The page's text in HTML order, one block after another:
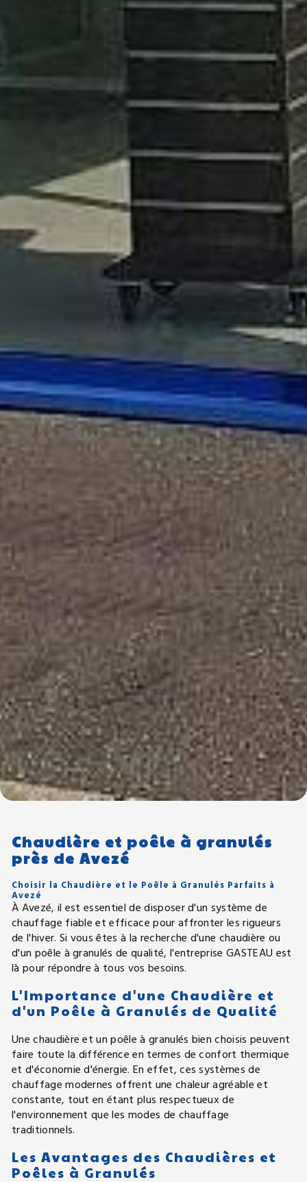
Chaudière et poêle à granulés
près de Avezé
Choisir la Chaudière et le Poêle à Granulés Parfaits à
Avezé
À Avezé, il est essentiel de disposer d'un système de
chauffage fiable et efficace pour affronter les rigueurs
de l'hiver. Si vous êtes à la recherche d'une chaudière ou
d'un poêle à granulés de qualité, l'entreprise GASTEAU est
là pour répondre à tous vos besoins.
L'Importance d'une Chaudière et
d'un Poêle à Granulés de Qualité
Une chaudière et un poêle à granulés bien choisis peuvent
faire toute la différence en termes de confort thermique
et d'économie d'énergie. En effet, ces systèmes de
chauffage modernes offrent une chaleur agréable et
constante, tout en étant plus respectueux de
l'environnement que les modes de chauffage
traditionnels.
Les Avantages des Chaudières et
Poêles à Granulés